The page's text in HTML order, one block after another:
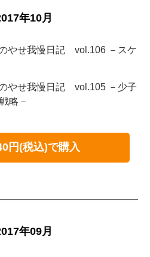
年10月
やせ我慢日記 vol.106 －スケ
やせ我慢日記 vol.105 －少子
略－
円(税込)で購入
年09月